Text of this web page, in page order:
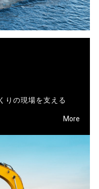
りの現場を支える
More